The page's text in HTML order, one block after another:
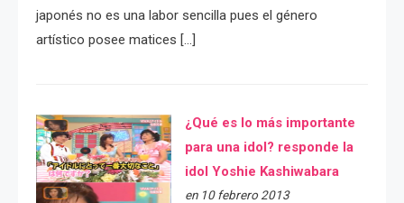
japonés no es una labor sencilla pues el género
artístico posee matices […]
¿Qué es lo más importante
para una idol? responde la
idol Yoshie Kashiwabara
en 10 febrero 2013